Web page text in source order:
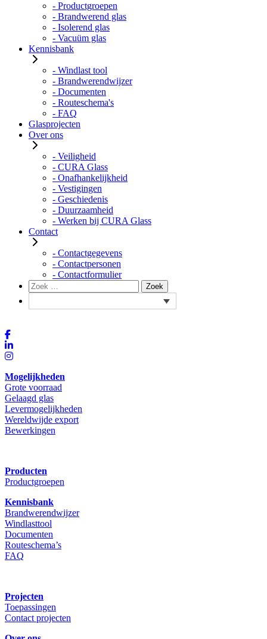
- Productgroepen
- Brandwerend glas
- Isolerend glas
- Vacuüm glas
Kennisbank
- Windlast tool
- Brandwerendwijzer
- Documenten
- Routeschema's
- FAQ
Glasprojecten
Over ons
- Veiligheid
- CURA Glass
- Onafhankelijkheid
- Vestigingen
- Geschiedenis
- Duurzaamheid
- Werken bij CURA Glass
Contact
- Contactgegevens
- Contactpersonen
- Contactformulier
Zoeken
naar:
Zoek
Mogelijkheden
Grote voorraad
Gelaagd glas
Levermogelijkheden
Wereldwijde export
Bewerkingen
Producten
Productgroepen
Kennisbank
Brandwerendwijzer
Windlasttool
Documenten
Routeschema’s
FAQ
Projecten
Toepassingen
Contact projecten